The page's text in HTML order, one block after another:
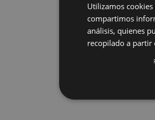
Utilizamos
compartimos
análisis, quienes
recopilado a partir